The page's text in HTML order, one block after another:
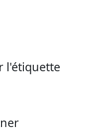
l'étiquette